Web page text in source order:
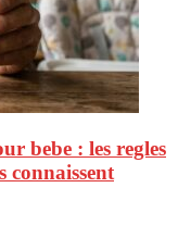
bebe : les regles
connaissent